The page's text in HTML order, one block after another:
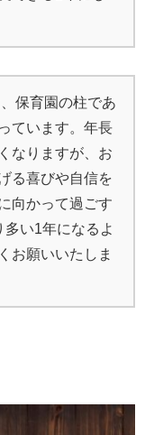
保育園の柱であ
ています。年長
なりますが、お
る喜びや自信を
向かって過ごす
い1年になるよ
お願いいたしま